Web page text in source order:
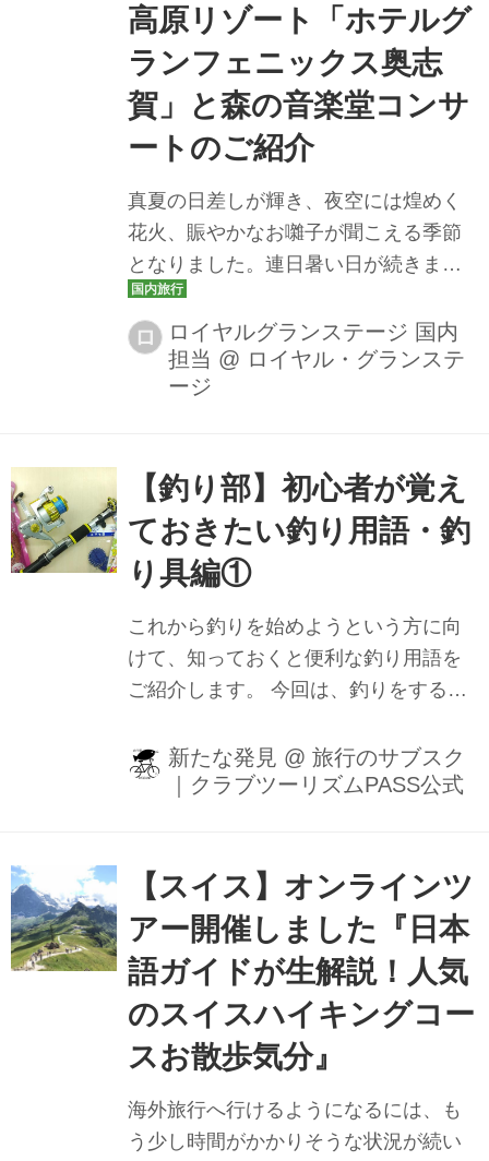
りになるように、二酸化炭素（CO2）
の濃度は急上昇しつづけ、世界の平均
気温は上昇し続けています。 『サステ
イナブル』が意味することは 改めて
『サスティナブル』という言葉の意味
を紐...
高原リゾート「ホテルグ
ランフェニックス奥志
賀」と森の音楽堂コンサ
ートのご紹介
真夏の日差しが輝き、夜空には煌めく
花火、賑やかなお囃子が聞こえる季節
となりました。連日暑い日が続きます
が、皆さまいかがお過ごしですか？今
回はクラブツーリズムの最上級ブラン
ド・四季の華がおすすめする、爽やか
な高原リゾート「ホテルグランフェニ
ロ
ロイヤルグランステージ 国内
担当 @ ロイヤル・グランステ
ージ
【釣り部】初心者が覚え
ておきたい釣り用語・釣
り具編①
これから釣りを始めようという方に向
けて、知っておくと便利な釣り用語を
ご紹介します。 今回は、釣りをするに
超・基本用語 を 8つピックアップしま
した。 これを知っておけば、釣り堀・
をしてくれる時に 「何のことを言って
いるかわからない。。。」なんてこと
は減ると思います！ ぜひ、釣りの実践
の時も使ってみてくださいね。 仕掛け
針やウキ、オモリ、糸などを組み合わ
せて作った部分の総称 タックル 釣竿、
リール、釣り糸、仕掛け・ルアーなど
を含めた釣り道具全般 ハリス 道糸と針
をつなげる透明な糸 道糸 竿...
新たな発見 @ 旅行のサブスク
｜クラブツーリズムPASS公式
【スイス】オンラインツ
アー開催しました『日本
語ガイドが生解説！人気
のスイスハイキングコー
スお散歩気分』
海外旅行へ行けるようになるには、も
う少し時間がかかりそうな状況が続い